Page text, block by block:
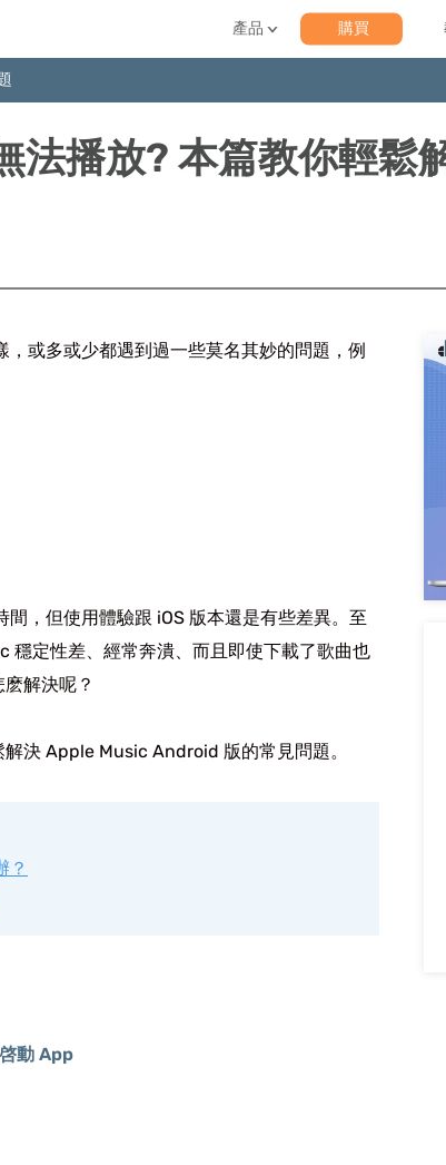
產品 購買
播放? 本篇教你輕鬆
或多或少都遇到過一些莫名其妙的問題，例
，但使用體驗跟 iOS 版本還是有些差異。至
定性差、經常奔潰、而且即使下載了歌曲也
解決呢？
決 Apple Music Android 版的常見問題。
？
動 App